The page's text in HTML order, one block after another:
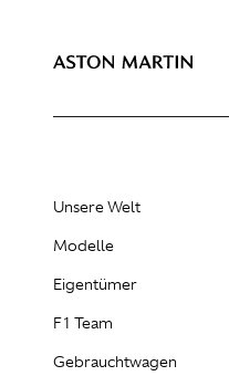
Unsere Welt
Modelle
Eigentümer
F1 Team
Gebrauchtwagen